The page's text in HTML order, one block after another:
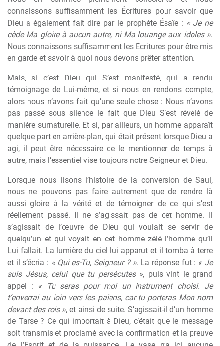
connaissons suffisamment les Écritures pour savoir que
Dieu a également fait dire par le prophète Ésaïe : « Je ne
cède Ma gloire à aucun autre, ni Ma louange aux idoles ».
Nous connaissons suffisamment les Écritures pour être mis
en garde et savoir à quoi nous devons prêter attention.
Mais, si c’est Dieu qui S’est manifesté, qui a rendu
témoignage de Lui-même, et si nous en rendons compte,
alors nous n’avons fait qu’une seule chose : Nous n’avons
pas passé sous silence le fait que Dieu S’est révélé de
manière surnaturelle. Et si, par ailleurs, un homme apparaît
quelque part en arrière-plan, qui était présent lorsque Dieu a
agi, il peut être nécessaire de le mentionner de temps à
autre, mais l’essentiel vise toujours notre Seigneur et Dieu.
Lorsque nous lisons l’histoire de la conversion de Saul,
nous ne pouvons pas faire autrement que de rendre là
aussi gloire à la vérité et de témoigner de ce qui s’est
réellement passé. Il ne s’agissait pas de cet homme. Il
s’agissait de l’œuvre de Dieu qui voulait se servir de
quelqu’un et qui voyait en cet homme zélé l’homme qu’il
Lui fallait. La lumière du ciel lui apparut et il tomba à terre
et il s’écria : « Qui es-Tu, Seigneur ? ». La réponse fut : « Je
suis Jésus, celui que tu persécutes », puis vint le grand
appel :
« Tu seras pour moi un instrument choisi. Je
t’enverrai au loin vers les païens, car tu porteras Mon nom
devant des rois », et ainsi de suite. S’agissait-il d’un homme
de Tarse ? Ce qui importait à Dieu, c’était que le message
soit transmis et proclamé avec la confirmation et la preuve